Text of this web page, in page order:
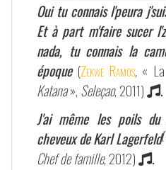
Oui tu connais l'peura
Et à part m'faire sucer
nada, tu connais la
époque (Zekwe Ramos, «
Katana», Seleçao, 2011)
.
J'ai même les poils
cheveux de Karl Lagerfeld
Chef de famille, 2012)
.